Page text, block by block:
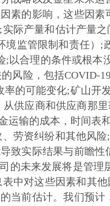
素的影响，这些因
际产量和估计产量
监管限制和责任
合理的条件或根
风险，包括
的可能变化;矿山
供应商和供应商那
输的成本，时间表
劳资纠纷和其他风
致实际结果与前瞻
的未来发展将是管
中对这些因素和其
当前估计。我们预